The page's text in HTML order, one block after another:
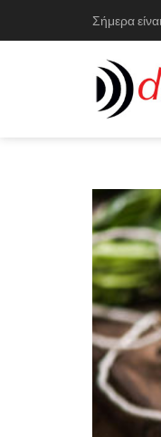
Σήμερα